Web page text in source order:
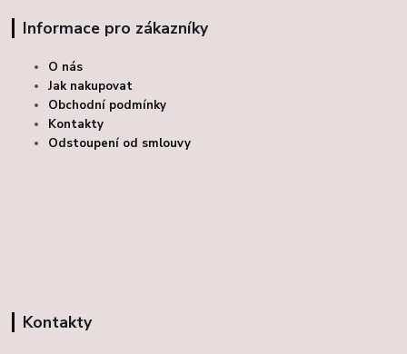
Informace pro zákazníky
O nás
Jak nakupovat
Obchodní podmínky
Kontakty
Odstoupení od smlouvy
Kontakty